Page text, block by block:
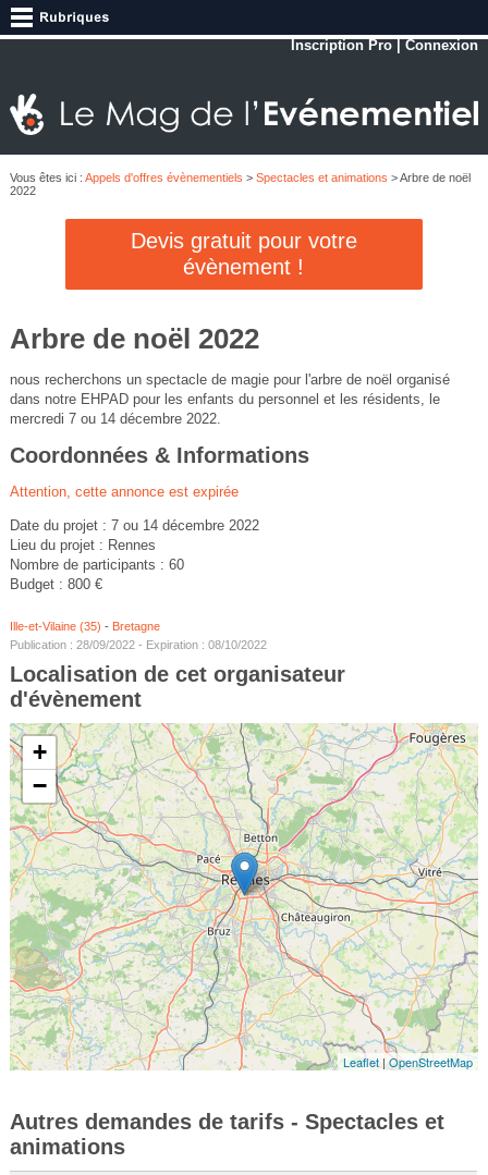
Inscription Pro |Connexion
Vous êtes ici : Appels d'offres évènementiels > Spectacles et animations > Arbre de noël
2022
Devis gratuit pour votre
évènement !
Arbre de noël 2022
nous recherchons un spectacle de magie pour l'arbre de noël organisé
dans notre EHPAD pour les enfants du personnel et les résidents, le
mercredi 7 ou 14 décembre 2022.
Coordonnées & Informations
Attention, cette annonce est expirée
Date du projet : 7 ou 14 décembre 2022
Lieu du projet : Rennes
Nombre de participants : 60
Budget : 800 €
Ille-et-Vilaine (35) - Bretagne
Publication : 28/09/2022 - Expiration : 08/10/2022
Localisation de cet organisateur
d'évènement
+
−
Leaflet|OpenStreetMap
Autres demandes de tarifs - Spectacles et
animations